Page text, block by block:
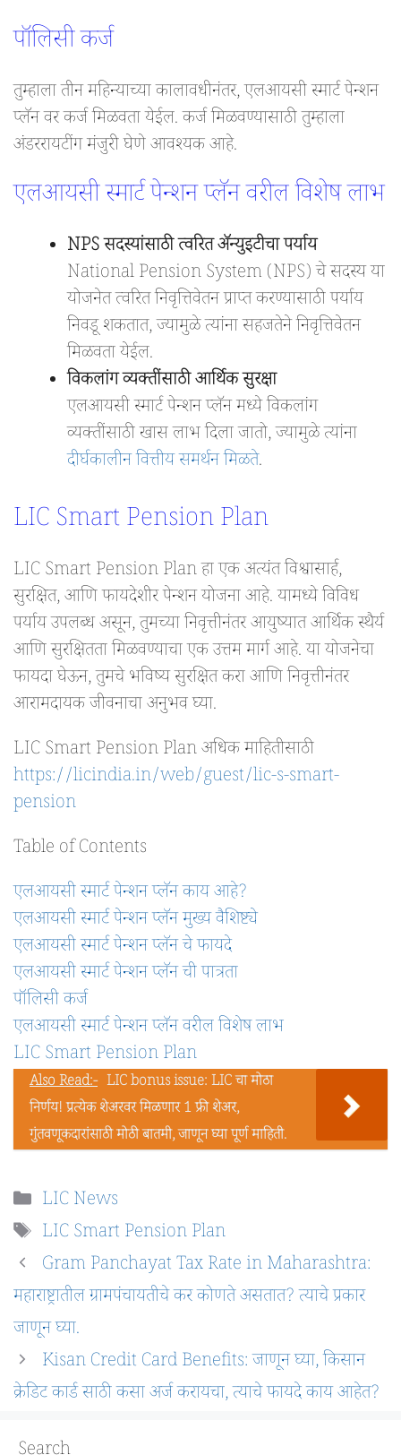
पॉलिसी कर्ज
तुम्हाला तीन महिन्याच्या कालावधीनंतर, एलआयसी स्मार्ट पेन्शन
प्लॅन वर कर्ज मिळवता येईल. कर्ज मिळवण्यासाठी तुम्हाला
अंडररायटींग मंजुरी घेणे आवश्यक आहे.
एलआयसी स्मार्ट पेन्शन प्लॅन वरील विशेष लाभ
NPS सदस्यांसाठी त्वरित अ‍ॅन्युइटीचा पर्याय
National Pension System (NPS) चे सदस्य या
योजनेत त्वरित निवृत्तिवेतन प्राप्त करण्यासाठी पर्याय
निवडू शकतात, ज्यामुळे त्यांना सहजतेने निवृत्तिवेतन
मिळवता येईल.
विकलांग व्यक्तींसाठी आर्थिक सुरक्षा
एलआयसी स्मार्ट पेन्शन प्लॅन मध्ये विकलांग
व्यक्तींसाठी खास लाभ दिला जातो, ज्यामुळे त्यांना
दीर्घकालीन वित्तीय समर्थन मिळते.
LIC Smart Pension Plan
LIC Smart Pension Plan हा एक अत्यंत विश्वासार्ह,
सुरक्षित, आणि फायदेशीर पेन्शन योजना आहे. यामध्ये विविध
पर्याय उपलब्ध असून, तुमच्या निवृत्तीनंतर आयुष्यात आर्थिक स्थैर्य
आणि सुरक्षितता मिळवण्याचा एक उत्तम मार्ग आहे. या योजनेचा
फायदा घेऊन, तुमचे भविष्य सुरक्षित करा आणि निवृत्तीनंतर
आरामदायक जीवनाचा अनुभव घ्या.
LIC Smart Pension Plan अधिक माहितीसाठी
https://licindia.in/web/guest/lic-s-smart-
pension
Table of Contents
एलआयसी स्मार्ट पेन्शन प्लॅन काय आहे?
एलआयसी स्मार्ट पेन्शन प्लॅन मुख्य वैशिष्ट्ये
एलआयसी स्मार्ट पेन्शन प्लॅन चे फायदे
एलआयसी स्मार्ट पेन्शन प्लॅन ची पात्रता
पॉलिसी कर्ज
एलआयसी स्मार्ट पेन्शन प्लॅन वरील विशेष लाभ
LIC Smart Pension Plan
Also Read:- LIC bonus issue: LIC चा मोठा
निर्णय! प्रत्येक शेअरवर मिळणार 1 फ्री शेअर,
गुंतवणूकदारांसाठी मोठी बातमी, जाणून घ्या पूर्ण माहिती.
Categories
LIC News
Tags
LIC Smart Pension Plan
Gram Panchayat Tax Rate in Maharashtra:
महाराष्ट्रातील ग्रामपंचायतीचे कर कोणते असतात? त्याचे प्रकार
जाणून घ्या.
Kisan Credit Card Benefits: जाणून घ्या, किसान
क्रेडिट कार्ड साठी कसा अर्ज करायचा, त्याचे फायदे काय आहेत?